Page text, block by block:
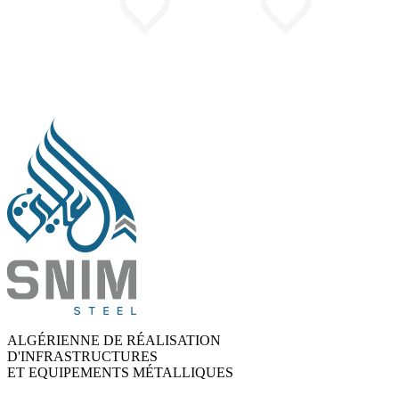
ALGÉRIENNE DE RÉALISATION
D'INFRASTRUCTURES
ET EQUIPEMENTS MÉTALLIQUES